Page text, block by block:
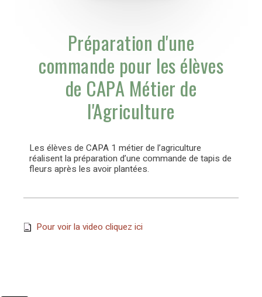
Préparation d'une
commande pour les élèves
de CAPA Métier de
l'Agriculture
Les élèves de CAPA 1 métier de l’agriculture
réalisent la préparation d’une commande de tapis de
fleurs après les avoir plantées.
Pour voir la video cliquez ici